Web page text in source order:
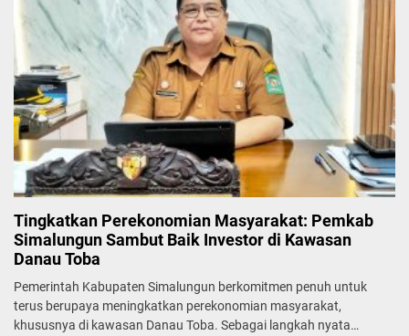
Tingkatkan Perekonomian Masyarakat: Pemkab
Simalungun Sambut Baik Investor di Kawasan
Danau Toba
Pemerintah Kabupaten Simalungun berkomitmen penuh untuk
terus berupaya meningkatkan perekonomian masyarakat,
khususnya di kawasan Danau Toba. Sebagai langkah nyata